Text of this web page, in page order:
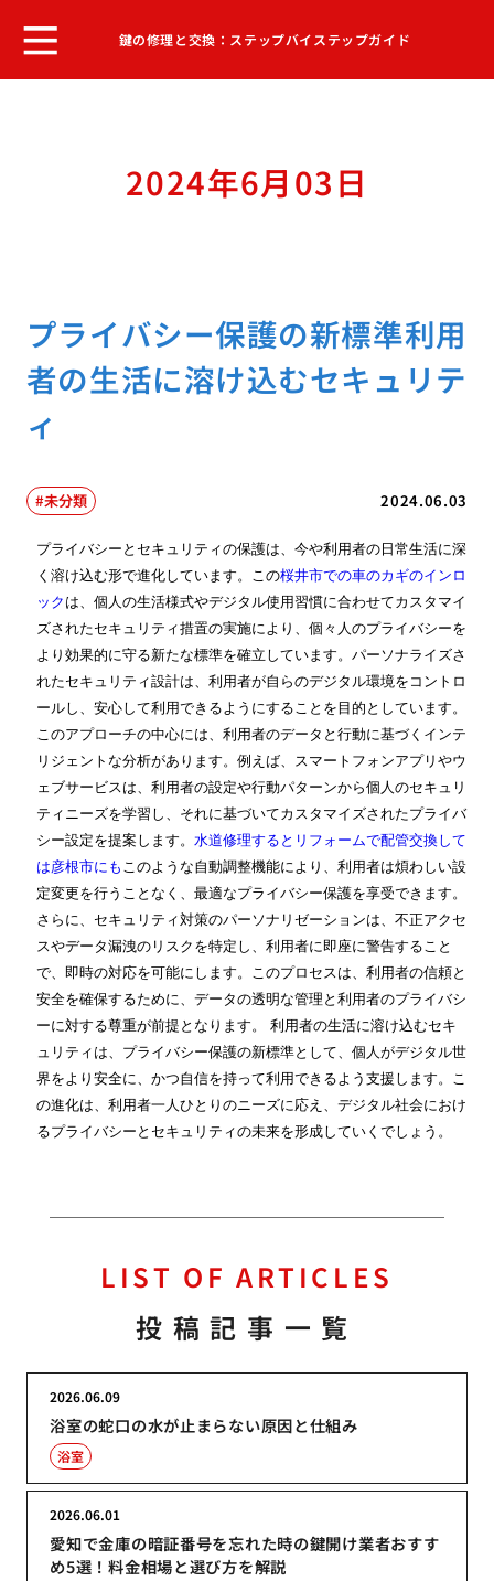
鍵の修理と交換：ステップバイステップガイド
2024年6月03日
プライバシー保護の新標準利用
者の生活に溶け込むセキュリテ
ィ
2024.06.03
未分類
プライバシーとセキュリティの保護は、今や利用者の日常生活に深
く溶け込む形で進化しています。この桜井市での車のカギのインロ
ック は、個人の生活様式やデジタル使用習慣に合わせてカスタマイ
ズされたセキュリティ措置の実施により、個々人のプライバシーを
より効果的に守る新たな標準を確立しています。パーソナライズさ
れたセキュリティ設計は、利用者が自らのデジタル環境をコントロ
ールし、安心して利用できるようにすることを目的としています。
このアプローチの中心には、利用者のデータと行動に基づくインテ
リジェントな分析があります。例えば、スマートフォンアプリやウ
ェブサービスは、利用者の設定や行動パターンから個人のセキュリ
ティニーズを学習し、それに基づいてカスタマイズされたプライバ
シー設定を提案します。水道修理するとリフォームで配管交換して
は彦根市にも このような自動調整機能により、利用者は煩わしい設
定変更を行うことなく、最適なプライバシー保護を享受できます。
さらに、セキュリティ対策のパーソナリゼーションは、不正アクセ
スやデータ漏洩のリスクを特定し、利用者に即座に警告すること
で、即時の対応を可能にします。このプロセスは、利用者の信頼と
安全を確保するために、データの透明な管理と利用者のプライバシ
ーに対する尊重が前提となります。 利用者の生活に溶け込むセキ
ュリティは、プライバシー保護の新標準として、個人がデジタル世
界をより安全に、かつ自信を持って利用できるよう支援します。こ
の進化は、利用者一人ひとりのニーズに応え、デジタル社会におけ
るプライバシーとセキュリティの未来を形成していくでしょう。
LIST OF ARTICLES
投稿記事一覧
浴室の蛇口の水が止まらない原因と仕組み
2026.06.09
浴室
愛知で金庫の暗証番号を忘れた時の鍵開け業者おすす
め5選！料金相場と選び方を解説
2026.06.01